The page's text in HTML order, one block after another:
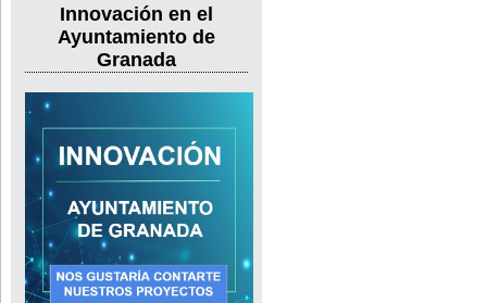
Innovación en el
Ayuntamiento de
Granada